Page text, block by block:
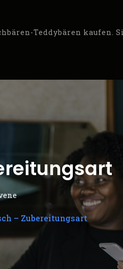
Teddybären kaufen.
– Zubereitungsart